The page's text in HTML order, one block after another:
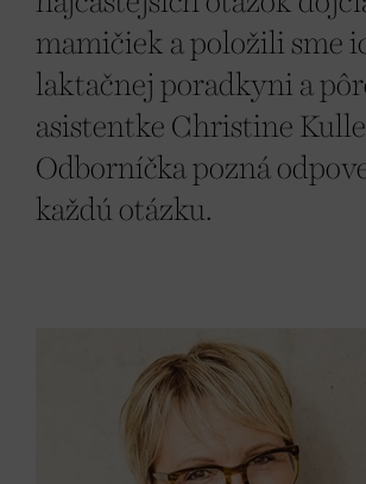
mamičiek a položili sme
laktačnej poradkyni a
asistentke Christine
Odborníčka pozná
každú otázku.